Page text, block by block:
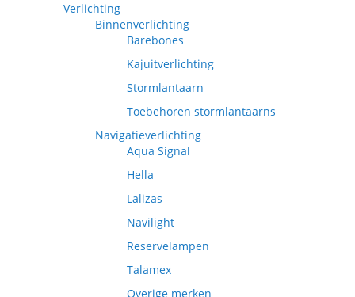
Verlichting
Binnenverlichting
Barebones
Kajuitverlichting
Stormlantaarn
Toebehoren stormlantaarns
Navigatieverlichting
Aqua Signal
Hella
Lalizas
Navilight
Reservelampen
Talamex
Overige merken